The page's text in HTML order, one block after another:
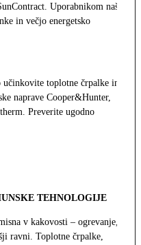
Uporabnikom naša
in večjo energetsko
toplotne črpalke in
naprave Cooper&Hunter,
Preverite ugodno
TEHNOLOGIJE
v kakovosti – ogrevanje,
ravni. Toplotne črpalke,